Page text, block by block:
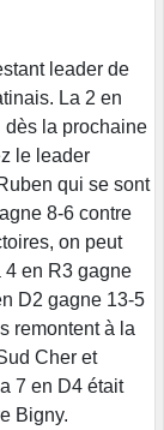
leader de
La 2 en
dès la prochaine
le leader
qui se sont
8-6 contre
on peut
4 en R3 gagne
D2 gagne 13-5
remontent à la
Cher et
7 en D4 était
Bigny.